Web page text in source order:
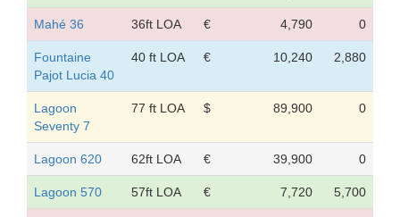
Mahé 36 36ft LOA € 4,790 0
Fountaine
Pajot Lucia 40
40 ft LOA € 10,240 2,880
Lagoon
Seventy 7
77 ft LOA $ 89,900 0
Lagoon 620 62ft LOA € 39,900 0
Lagoon 570 57ft LOA € 7,720 5,700